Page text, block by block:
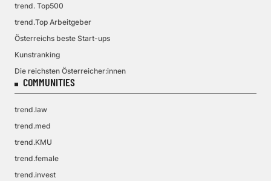
trend. Top500
trend.Top Arbeitgeber
Österreichs beste Start-ups
Kunstranking
Die reichsten Österreicher:innen
COMMUNITIES
trend.law
trend.med
trend.KMU
trend.female
trend.invest